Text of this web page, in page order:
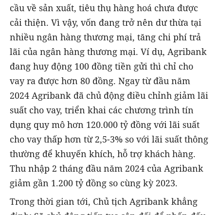
cầu về sản xuất, tiêu thụ hàng hoá chưa được
cải thiện. Vì vậy, vốn đang trở nên dư thừa tại
nhiều ngân hàng thương mại, tăng chi phí trả
lãi của ngân hàng thương mại. Ví dụ, Agribank
đang huy động 100 đồng tiền gửi thì chỉ cho
vay ra được hơn 80 đồng. Ngay từ đầu năm
2024 Agribank đã chủ động điều chỉnh giảm lãi
suất cho vay, triển khai các chương trình tín
dụng quy mô hơn 120.000 tỷ đồng với lãi suất
cho vay thấp hơn từ 2,5-3% so với lãi suất thông
thường để khuyến khích, hỗ trợ khách hàng.
Thu nhập 2 tháng đầu năm 2024 của Agribank
giảm gần 1.200 tỷ đồng so cùng kỳ 2023.
Trong thời gian tới, Chủ tịch Agribank khẳng